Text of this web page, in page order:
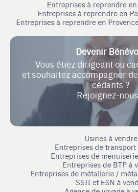
Entreprises à reprendre
Entreprises à reprendre en
Entreprises à reprendre en
Devenir
Vous étiez dirigeant ou
et souhaitez accompagner
cédants ?
Rejoignez-
Usines à vendre
Entreprises de transport
Entreprises de
Entreprises de BTP à
Entreprises de métallerie /
SSII et ESN à